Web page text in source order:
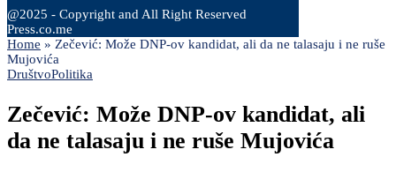
@2025 - Copyright and All Right Reserved
Press.co.me
Home » Zečević: Može DNP-ov kandidat, ali da ne talasaju i ne ruše
Mujovića
DruštvoPolitika
Zečević: Može DNP-ov kandidat, ali
da ne talasaju i ne ruše Mujovića